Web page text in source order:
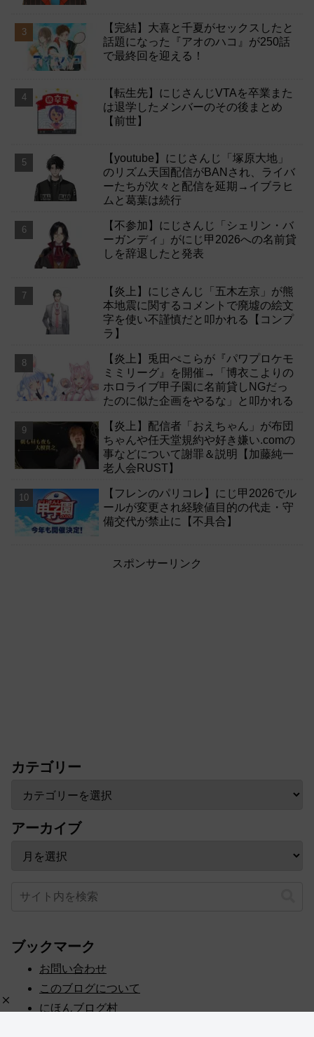
【完結】大喜と千夏がセックスしたと
話題になった『アオのハコ』が250話
で最終回を迎える！
【転生先】にじさんじVTAを卒業また
は退学したメンバーのその後まとめ
【前世】
【youtube】にじさんじ「塚原大地」
のリズム天国配信がBANされ、ライバ
ーたちが次々と配信を延期→イブラヒ
ムと葛葉は続行
【不参加】にじさんじ「シェリン・バ
ーガンディ」がにじ甲2026への名前貸
しを辞退したと発表
【炎上】にじさんじ「五木左京」が熊
本地震に関するコメントで廃墟の絵文
字を使い不謹慎だと叩かれる【コンプ
ラ】
【炎上】兎田ぺこらが『パワプロケモ
ミミリーグ』を開催→「博衣こよりの
ホロライブ甲子園に名前貸しNGだっ
たのに似た企画をやるな」と叩かれる
【炎上】配信者「おえちゃん」が布団
ちゃんや任天堂規約や好き嫌い.comの
事などについて謝罪＆説明【加藤純一
老人会RUST】
【フレンのパリコレ】にじ甲2026でル
ールが変更され経験値目的の代走・守
備交代が禁止に【不具合】
スポンサーリンク
カテゴリー
アーカイブ
ブックマーク
お問い合わせ
このブログについて
にほんブログ村